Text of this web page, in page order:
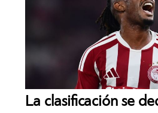
La clasificación se